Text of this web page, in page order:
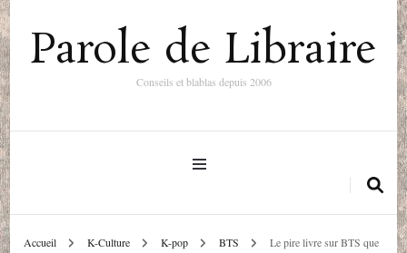
Parole de Libraire
Conseils et blablas depuis 2006
Accueil K-Culture K-pop BTS
Le pire livre sur BTS que